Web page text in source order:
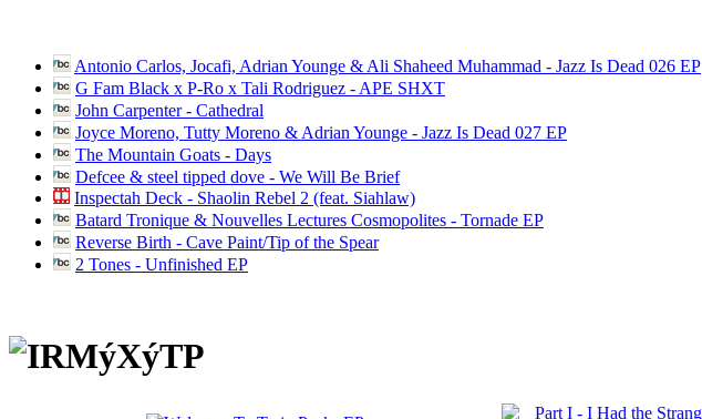
Antonio Carlos, Jocafi, Adrian Younge & Ali Shaheed Muhammad - Jazz Is Dead 026 EP
G Fam Black x P-Ro x Tali Rodriguez - APE SHXT
John Carpenter - Cathedral
Joyce Moreno, Tutty Moreno & Adrian Younge - Jazz Is Dead 027 EP
The Mountain Goats - Days
Defcee & steel tipped dove - We Will Be Brief
Inspectah Deck - Shaolin Rebel 2 (feat. Siahlaw)
Batard Tronique & Nouvelles Lectures Cosmopolites - Tornade EP
Reverse Birth - Cave Paint/Tip of the Spear
2 Tones - Unfinished EP